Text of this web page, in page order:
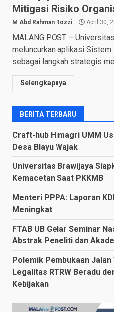
Mitigasi Risiko
M Abd Rahman Rozzi April 30,
MALANG POST –
meluncurkan aplikasi Sistem
sebagai langkah strategis
Selengkapnya
BERITA TERBARU
Craft-hub Himagri UMM
Desa Blayu Wajak
Universitas Brawijaya
Kemacetan Saat PKKMB
Menteri PPPA: Laporan
Meningkat
FTAB UB Gelar Seminar
Abstrak Peneliti dan
Polemik Pembukaan Jalan
Legalitas RTRW Beradu
Kebijakan